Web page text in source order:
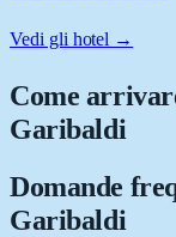
Vedi gli hotel →
Come
Garibaldi
Domande
Garibaldi